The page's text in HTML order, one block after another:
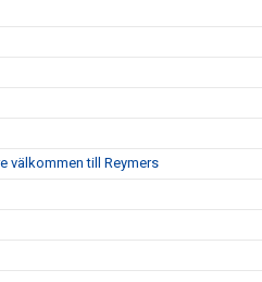
välkommen till Reymers